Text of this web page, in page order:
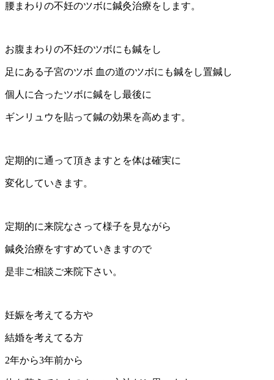
腰まわりの不妊のツボに鍼灸治療をします。
お腹まわりの不妊のツボにも鍼をし
足にある子宮のツボ 血の道のツボにも鍼をし置鍼し
個人に合ったツボに鍼をし最後に
ギンリュウを貼って鍼の効果を高めます。
定期的に通って頂きますとを体は確実に
変化していきます。
定期的に来院なさって様子を見ながら
鍼灸治療をすすめていきますので
是非ご相談ご来院下さい。
妊娠を考えてる方や
結婚を考えてる方
2年から3年前から